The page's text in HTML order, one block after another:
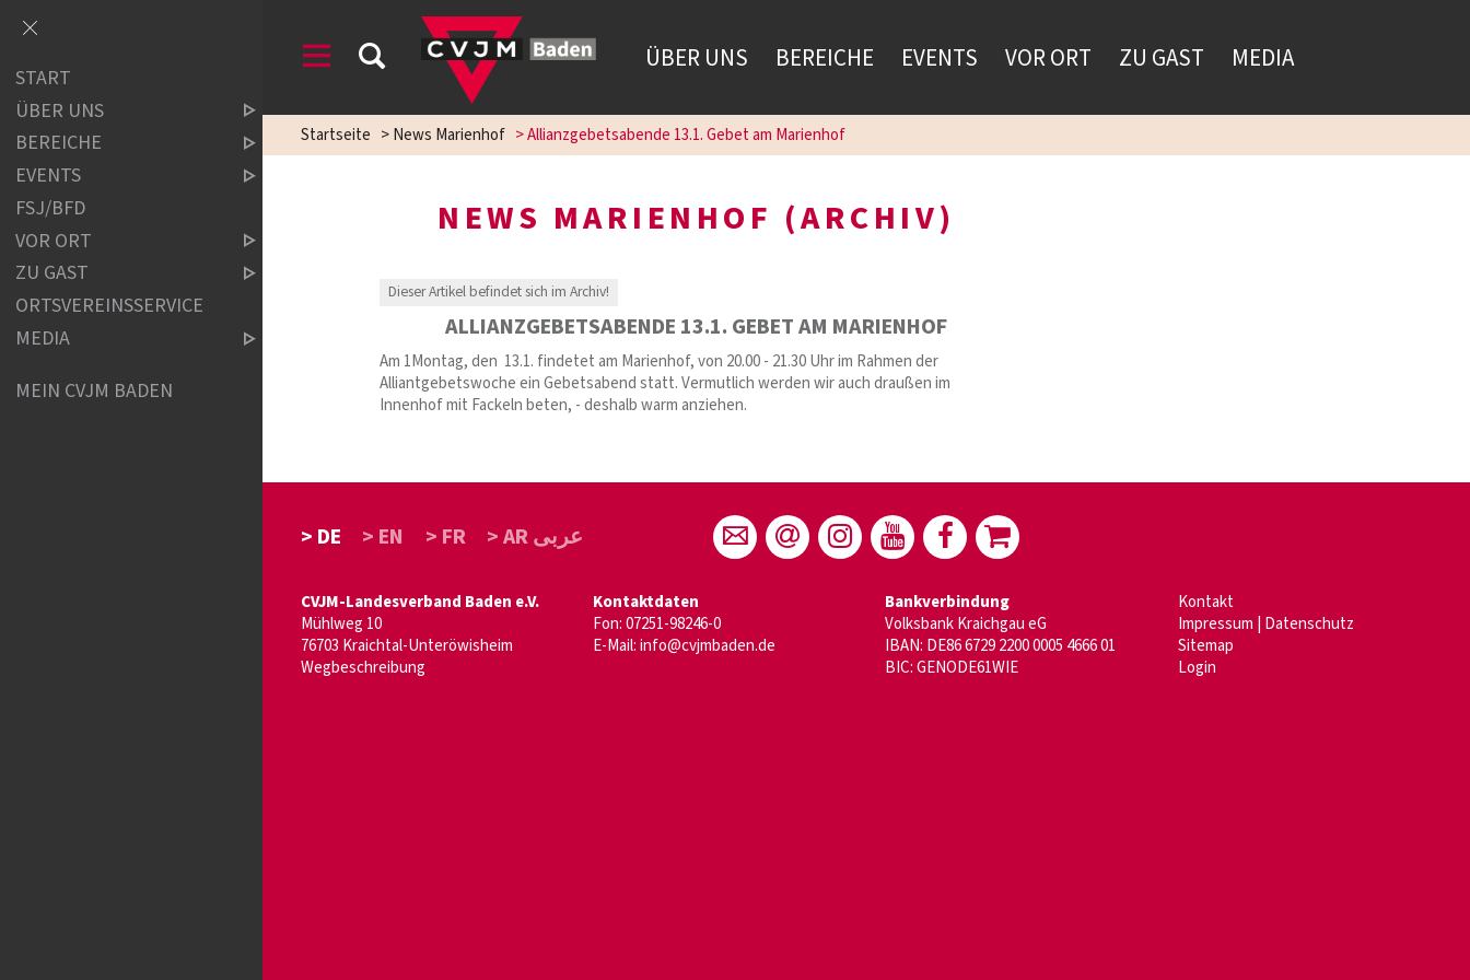
ÜBER UNS BEREICHE EVENTS VOR ORT ZU GAST MEDIA
Startseite >News Marienhof >Allianzgebetsabende 13.1. Gebet am Marienhof
NEWS MARIENHOF (ARCHIV)
Dieser Artikel befindet sich im Archiv!
ALLIANZGEBETSABENDE 13.1. GEBET AM MARIENHOF
Am 1Montag, den 13.1. findetet am Marienhof, von 20.00 - 21.30 Uhr im Rahmen der
Alliantgebetswoche ein Gebetsabend statt. Vermutlich werden wir auch draußen im
Innenhof mit Fackeln beten, - deshalb warm anziehen.
> DE > EN > FR > AR عربى
CVJM-Landesverband Baden e.V.
Mühlweg 10
76703 Kraichtal-Unteröwisheim
Wegbeschreibung
Kontaktdaten
Fon: 07251-98246-0
E-Mail:info@cvjmbaden.de
Bankverbindung
Volksbank Kraichgau eG
IBAN: DE86 6729 2200 0005 4666 01
BIC: GENODE61WIE
Kontakt
Impressum Datenschutz
Sitemap
Login
START
ÜBER UNS
BEREICHE
EVENTS
FSJ/BFD
VOR ORT
ZU GAST
ORTSVEREINSSERVICE
MEDIA
MEIN CVJM BADEN